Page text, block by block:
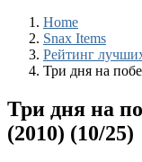
Home
Snax Items
Рейтинг
Три дня на
Три дня на
(2010) (10/25)